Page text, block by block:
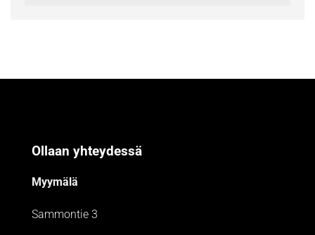
Ollaan yhteydessä
Myymälä
Sammontie 3